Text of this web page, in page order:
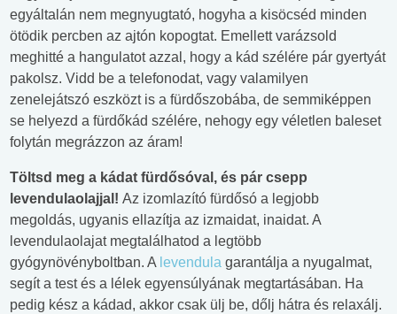
egyáltalán nem megnyugtató, hogyha a kisöcséd minden
ötödik percben az ajtón kopogtat. Emellett varázsold
meghitté a hangulatot azzal, hogy a kád szélére pár gyertyát
pakolsz. Vidd be a telefonodat, vagy valamilyen
zenelejátszó eszközt is a fürdőszobába, de semmiképpen
se helyezd a fürdőkád szélére, nehogy egy véletlen baleset
folytán megrázzon az áram!
Töltsd meg a kádat fürdősóval, és pár csepp
levendulaolajjal! Az izomlazító fürdősó a legjobb
megoldás, ugyanis ellazítja az izmaidat, inaidat. A
levendulaolajat megtalálhatod a legtöbb
gyógynövényboltban. A levendula garantálja a nyugalmat,
segít a test és a lélek egyensúlyának megtartásában. Ha
pedig kész a kádad, akkor csak ülj be, dőlj hátra és relaxálj.